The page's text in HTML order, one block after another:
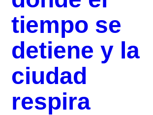
tiempo se
detiene y la
ciudad
respira